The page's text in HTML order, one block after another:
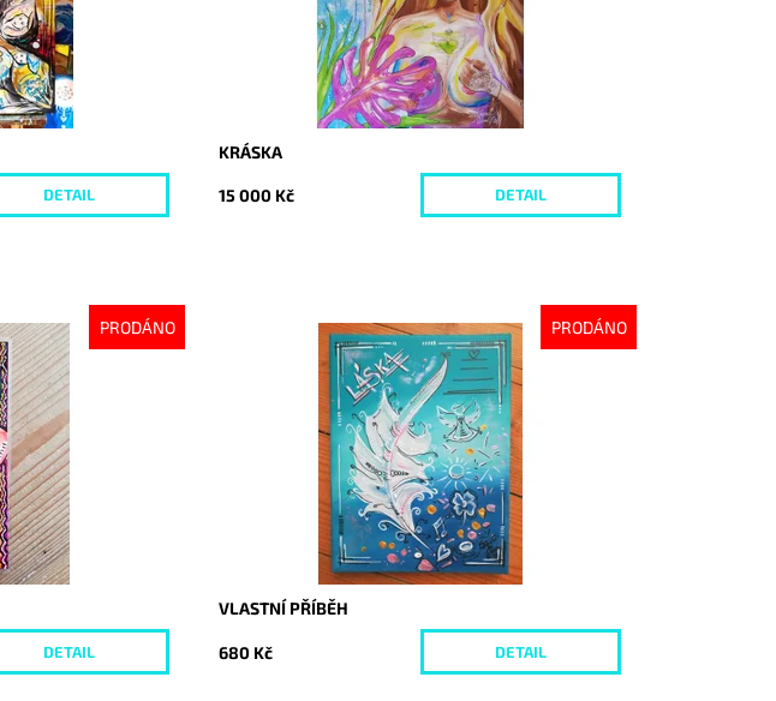
DETAIL
KRÁSKA
15 000 Kč DETAIL
PRODÁNO
DETAIL
PRODÁNO
Vyprodáno
3354
VLASTNÍ PŘÍBĚH
680 Kč DETAIL